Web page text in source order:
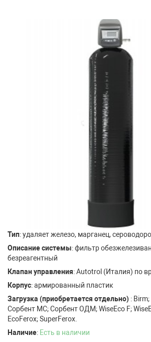
Тип: удаляет железо, марганец,
Описание системы: фильтр
безреагентный
Клапан управления: Autotrol (Италия) по
Корпус: армированный пластик
Загрузка (приобретается отдельно) :
Сорбент МС; Сорбент ОДМ; WiseEco F;
EcoFerox; SuperFerox.
Наличие: Есть в наличии